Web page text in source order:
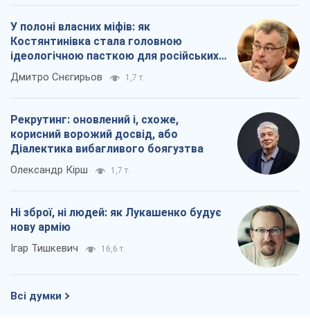
У полоні власних міфів: як
Костянтинівка стала головною
ідеологічною пасткою для російських
окупантів
Дмитро Снєгирьов 1,7 т.
Рекрутинг: оновлений і, схоже,
корисний ворожий досвід, або
Діалектика вибагливого боягузтва
Олександр Кірш 1,7 т.
Ні зброї, ні людей: як Лукашенко будує
нову армію
Ігар Тишкевич 16,6 т.
Всі думки